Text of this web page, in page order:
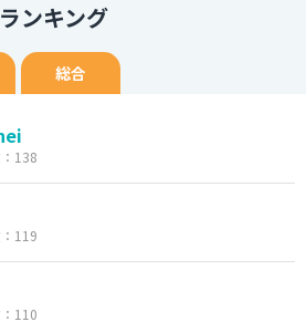
ンキング
総合
138
119
110